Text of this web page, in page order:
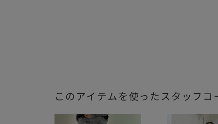
このアイテムを使ったスタッフコ